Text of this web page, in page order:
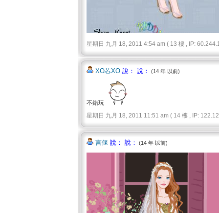
星期日 九月 18, 2011 4:54 am ( 13 樓 , IP:
XO芯XO 說： 說： (14 年 以前)
不錯玩
星期日 九月 18, 2011 11:51 am ( 14 樓 , IP:
言偃 說： 說： (14 年 以前)